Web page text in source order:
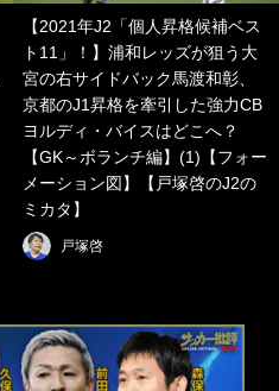
【2021年J2「個人昇格候補ベス
ト11」！】浦和レッズが狙う大
宮の右サイドバック馬渡和彰、
京都のJ1昇格を牽引した強力CB
ヨルディ・バイスはどこへ？
【GK～ボランチ編】(1)【フォー
メーション図】【戸塚啓のJ2の
ミカタ】
戸塚啓